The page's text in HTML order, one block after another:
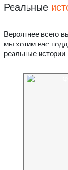
Реальные
Вероятнее всего
мы хотим вас
реальные истории